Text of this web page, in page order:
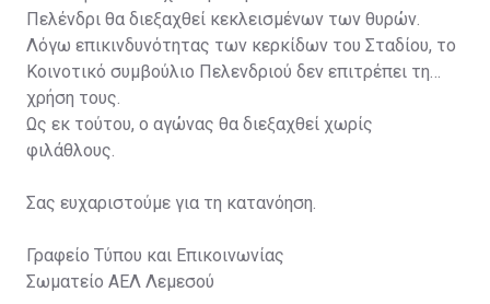
Πελένδρι θα διεξαχθεί κεκλεισμένων των θυρών.
Λόγω επικινδυνότητας των κερκίδων του Σταδίου, το
Κοινοτικό συμβούλιο Πελενδριού δεν επιτρέπει τη
χρήση τους.
Ως εκ τούτου, ο αγώνας θα διεξαχθεί χωρίς
φιλάθλους.
Σας ευχαριστούμε για τη κατανόηση.
Γραφείο Τύπου και Επικοινωνίας
Σωματείο ΑΕΛ Λεμεσού